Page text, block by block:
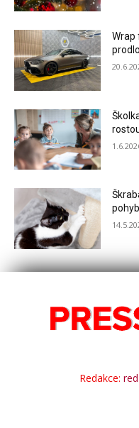
Wrap
Redakce: